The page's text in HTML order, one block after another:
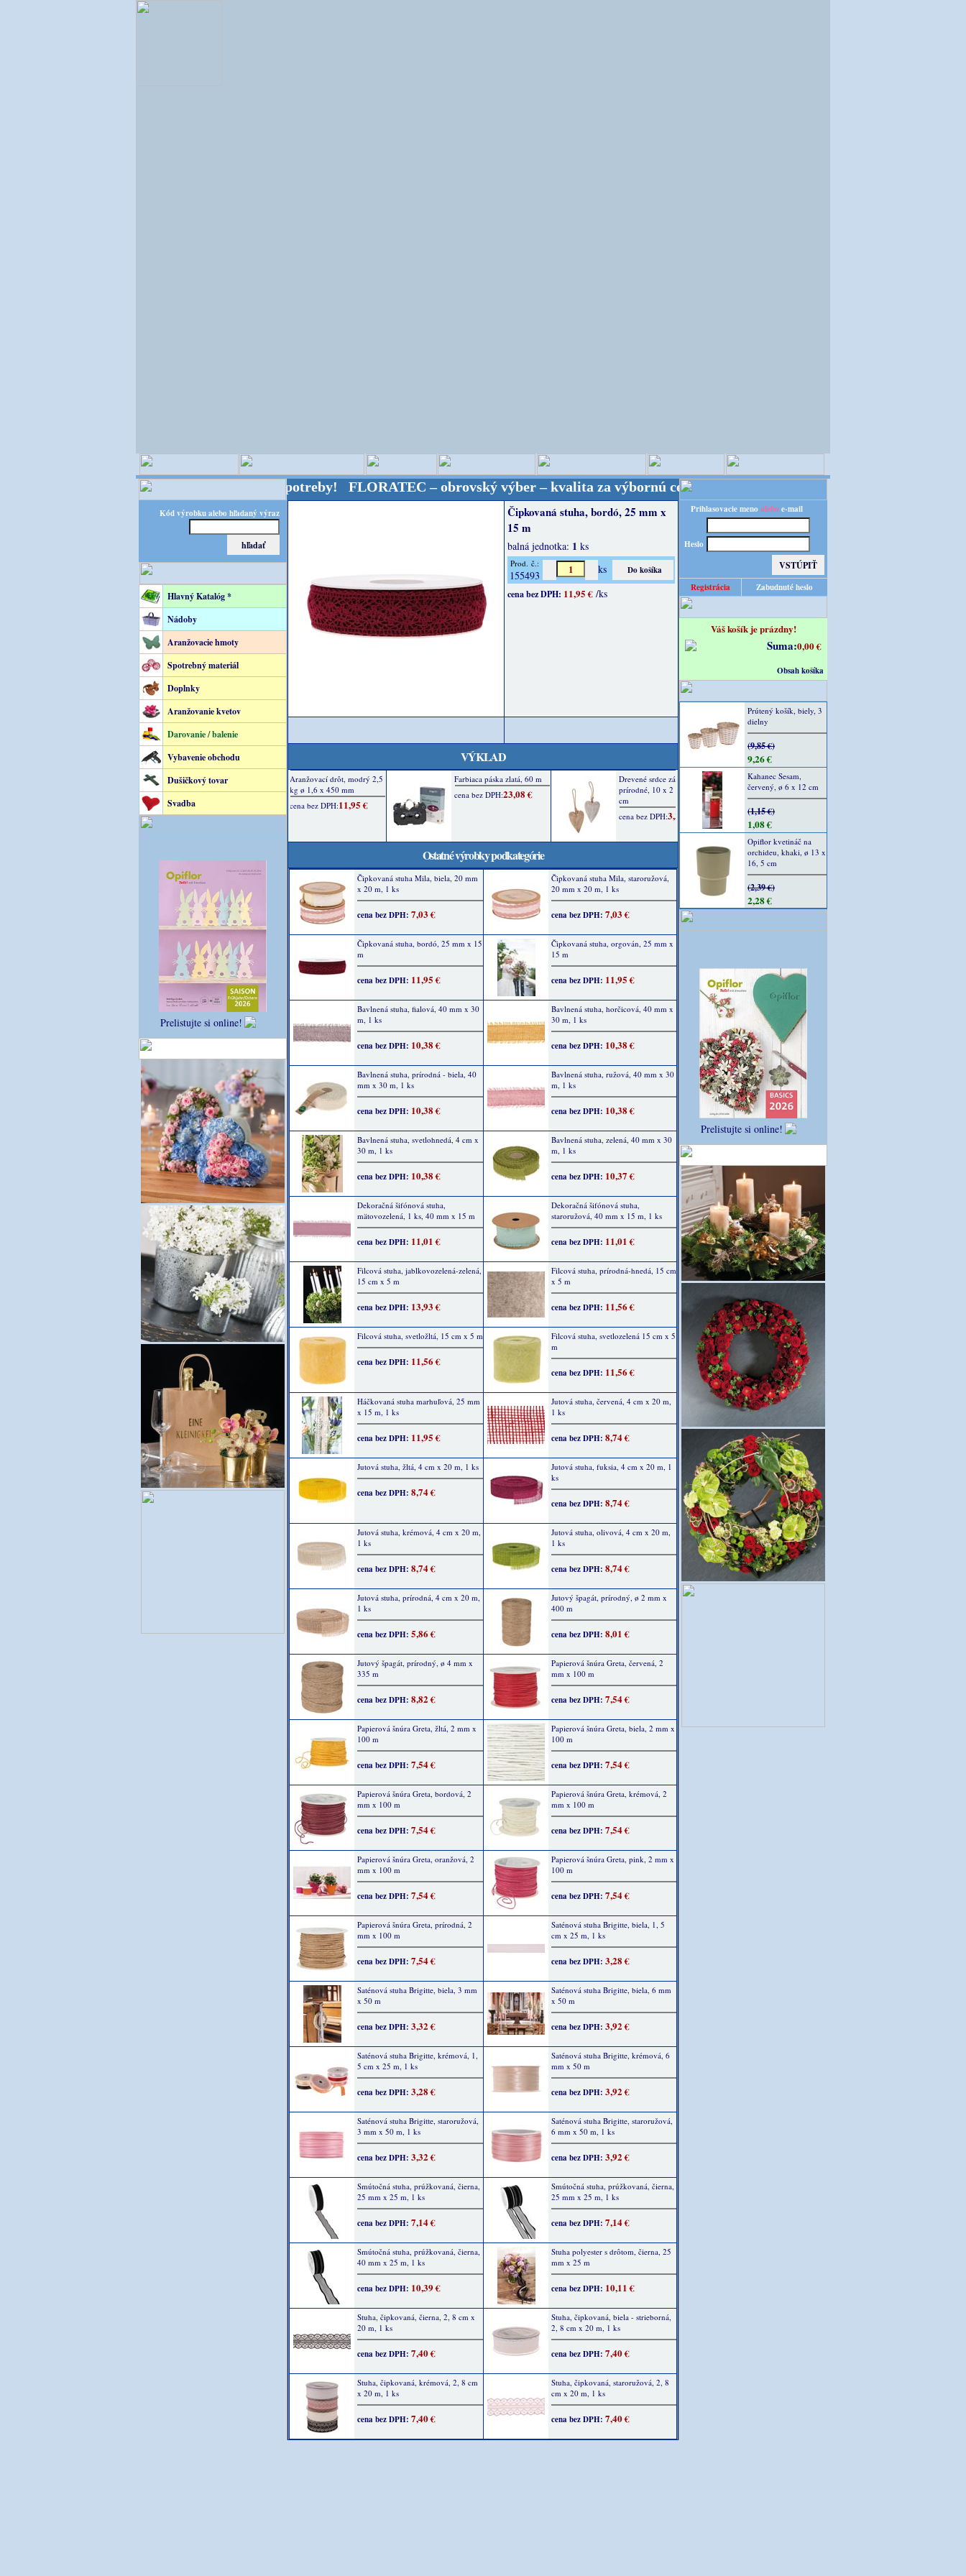
Kód výrobku alebo hľadaný výraz
Hlavný Katalóg *
Nádoby
Aranžovacie hmoty
Spotrebný materiál
Doplnky
Aranžovanie kvetov
Darovanie / balenie
Vybavenie obchodu
Dušičkový tovar
Svadba
Prelistujte si online!
– špecialista na floristické potreby! FLORATEC – obrovský výber – kvalita za výbornú cenu! Budete obslúľení z nášho nemeckého
Čipkovaná stuha, bordó, 25 mm x
15 m
balná jednotka: 1 ks
Prod. č.:
155493 ks
cena bez DPH: 11,95 € /ks
VÝKLAD
Ostatné výrobky podkategórie
Čipkovaná stuha Mila, biela, 20 mm
x 20 m, 1 ks
cena bez DPH: 7,03 €
Čipkovaná stuha Mila, staroružová,
20 mm x 20 m, 1 ks
cena bez DPH: 7,03 €
Čipkovaná stuha, bordó, 25 mm x 15
m
cena bez DPH: 11,95 €
Čipkovaná stuha, orgován, 25 mm x
15 m
cena bez DPH: 11,95 €
Bavlnená stuha, fialová, 40 mm x 30
m, 1 ks
cena bez DPH: 10,38 €
Bavlnená stuha, horčicová, 40 mm x
30 m, 1 ks
cena bez DPH: 10,38 €
Bavlnená stuha, prírodná - biela, 40
mm x 30 m, 1 ks
cena bez DPH: 10,38 €
Bavlnená stuha, ružová, 40 mm x 30
m, 1 ks
cena bez DPH: 10,38 €
Bavlnená stuha, svetlohnedá, 4 cm x
30 m, 1 ks
cena bez DPH: 10,38 €
Bavlnená stuha, zelená, 40 mm x 30
m, 1 ks
cena bez DPH: 10,37 €
Dekoračná šifónová stuha,
mätovozelená, 1 ks, 40 mm x 15 m
cena bez DPH: 11,01 €
Dekoračná šifónová stuha,
staroružová, 40 mm x 15 m, 1 ks
cena bez DPH: 11,01 €
Filcová stuha, jablkovozelená-zelená,
15 cm x 5 m
cena bez DPH: 13,93 €
Filcová stuha, prírodná-hnedá, 15 cm
x 5 m
cena bez DPH: 11,56 €
Filcová stuha, svetložltá, 15 cm x 5 m
cena bez DPH: 11,56 €
Filcová stuha, svetlozelená 15 cm x 5
m
cena bez DPH: 11,56 €
Háčkovaná stuha marhuľová, 25 mm
x 15 m, 1 ks
cena bez DPH: 11,95 €
Jutová stuha, červená, 4 cm x 20 m,
1 ks
cena bez DPH: 8,74 €
Jutová stuha, žltá, 4 cm x 20 m, 1 ks
cena bez DPH: 8,74 €
Jutová stuha, fuksia, 4 cm x 20 m, 1
ks
cena bez DPH: 8,74 €
Jutová stuha, krémová, 4 cm x 20 m,
1 ks
cena bez DPH: 8,74 €
Jutová stuha, olivová, 4 cm x 20 m,
1 ks
cena bez DPH: 8,74 €
Jutová stuha, prírodná, 4 cm x 20 m,
1 ks
cena bez DPH: 5,86 €
Jutový špagát, prírodný, ø 2 mm x
400 m
cena bez DPH: 8,01 €
Jutový špagát, prírodný, ø 4 mm x
335 m
cena bez DPH: 8,82 €
Papierová šnúra Greta, červená, 2
mm x 100 m
cena bez DPH: 7,54 €
Papierová šnúra Greta, žltá, 2 mm x
100 m
cena bez DPH: 7,54 €
Papierová šnúra Greta, biela, 2 mm x
100 m
cena bez DPH: 7,54 €
Papierová šnúra Greta, bordová, 2
mm x 100 m
cena bez DPH: 7,54 €
Papierová šnúra Greta, krémová, 2
mm x 100 m
cena bez DPH: 7,54 €
Papierová šnúra Greta, oranžová, 2
mm x 100 m
cena bez DPH: 7,54 €
Papierová šnúra Greta, pink, 2 mm x
100 m
cena bez DPH: 7,54 €
Papierová šnúra Greta, prírodná, 2
mm x 100 m
cena bez DPH: 7,54 €
Saténová stuha Brigitte, biela, 1, 5
cm x 25 m, 1 ks
cena bez DPH: 3,28 €
Saténová stuha Brigitte, biela, 3 mm
x 50 m
cena bez DPH: 3,32 €
Saténová stuha Brigitte, biela, 6 mm
x 50 m
cena bez DPH: 3,92 €
Saténová stuha Brigitte, krémová, 1,
5 cm x 25 m, 1 ks
cena bez DPH: 3,28 €
Saténová stuha Brigitte, krémová, 6
mm x 50 m
cena bez DPH: 3,92 €
Saténová stuha Brigitte, staroružová,
3 mm x 50 m, 1 ks
cena bez DPH: 3,32 €
Saténová stuha Brigitte, staroružová,
6 mm x 50 m, 1 ks
cena bez DPH: 3,92 €
Smútočná stuha, prúžkovaná, čierna,
25 mm x 25 m, 1 ks
cena bez DPH: 7,14 €
Smútočná stuha, prúžkovaná, čierna,
25 mm x 25 m, 1 ks
cena bez DPH: 7,14 €
Smútočná stuha, prúžkovaná, čierna,
40 mm x 25 m, 1 ks
cena bez DPH: 10,39 €
Stuha polyester s drôtom, čierna, 25
mm x 25 m
cena bez DPH: 10,11 €
Stuha, čipkovaná, čierna, 2, 8 cm x
20 m, 1 ks
cena bez DPH: 7,40 €
Stuha, čipkovaná, biela - strieborná,
2, 8 cm x 20 m, 1 ks
cena bez DPH: 7,40 €
Stuha, čipkovaná, krémová, 2, 8 cm
x 20 m, 1 ks
cena bez DPH: 7,40 €
Stuha, čipkovaná, staroružová, 2, 8
cm x 20 m, 1 ks
cena bez DPH: 7,40 €
Prihlasovacie meno alebo e-mail
Heslo
Registrácia Zabudnuté heslo
Váš košík je prázdny!
Suma:0,00 €
Obsah košíka
Prútený košík, biely, 3
dielny
(9,85 €)
9,26 €
Kahanec Sesam,
červený, ø 6 x 12 cm
(1,15 €)
1,08 €
Opiflor kvetináč na
orchideu, khaki, ø 13 x
16, 5 cm
(2,39 €)
2,28 €
Prelistujte si online!